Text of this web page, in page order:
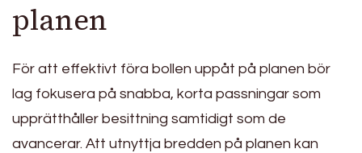
planen
För att effektivt föra bollen uppåt på planen bör
lag fokusera på snabba, korta passningar som
upprätthåller besittning samtidigt som de
avancerar. Att utnyttja bredden på planen kan